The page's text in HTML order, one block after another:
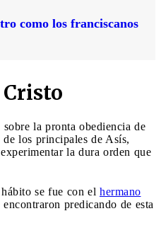
como los franciscanos
Cristo
la pronta obediencia de
los principales de Asís,
la dura orden que
se fue con el hermano
predicando de esta